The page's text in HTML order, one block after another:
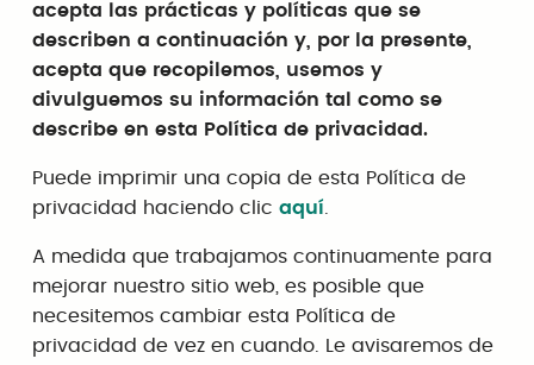
acepta las prácticas y políticas que se
describen a continuación y, por la presente,
acepta que recopilemos, usemos y
divulguemos su información tal como se
describe en esta Política de privacidad.
Puede imprimir una copia de esta Política de
privacidad haciendo clic aquí
A medida que trabajamos continuamente para
mejorar nuestro sitio web, es posible que
necesitemos cambiar esta Política de
privacidad de vez en cuando. Le avisaremos de